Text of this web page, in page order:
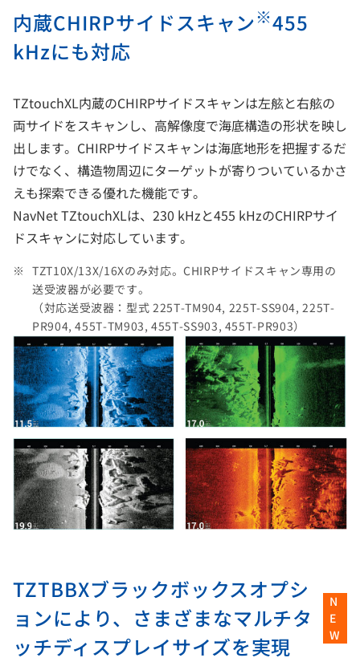
内蔵CHIRPサイドスキャン※455
kHzにも対応
TZtouchXL内蔵のCHIRPサイドスキャンは左舷と右舷の
両サイドをスキャンし、高解像度で海底構造の形状を映し
出します。CHIRPサイドスキャンは海底地形を把握するだ
けでなく、構造物周辺にターゲットが寄りついているかさ
えも探索できる優れた機能です。
NavNet TZtouchXLは、230 kHzと455 kHzのCHIRPサイ
ドスキャンに対応しています。
TZT10X/13X/16Xのみ対応。CHIRPサイドスキャン専用の
送受波器が必要です。
（対応送受波器：型式 225T-TM904, 225T-SS904, 225T-
PR904, 455T-TM903, 455T-SS903, 455T-PR903）
TZTBBXブラックボックスオプシ
ョンにより、さまざまなマルチタ
ッチディスプレイサイズを実現
N
E
W